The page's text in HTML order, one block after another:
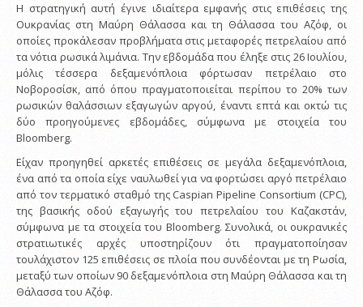
Η στρατηγική αυτή έγινε ιδιαίτερα εμφανής στις επιθέσεις της
Ουκρανίας στη Μαύρη Θάλασσα και τη Θάλασσα του Αζόφ, οι
οποίες προκάλεσαν προβλήματα στις μεταφορές πετρελαίου από
τα νότια ρωσικά λιμάνια. Την εβδομάδα που έληξε στις 26 Ιουλίου,
μόλις τέσσερα δεξαμενόπλοια φόρτωσαν πετρέλαιο στο
Νοβοροσίσκ, από όπου πραγματοποιείται περίπου το 20% των
ρωσικών θαλάσσιων εξαγωγών αργού, έναντι επτά και οκτώ τις
δύο προηγούμενες εβδομάδες, σύμφωνα με στοιχεία του
Bloomberg.
Είχαν προηγηθεί αρκετές επιθέσεις σε μεγάλα δεξαμενόπλοια,
ένα από τα οποία είχε ναυλωθεί για να φορτώσει αργό πετρέλαιο
από τον τερματικό σταθμό της Caspian Pipeline Consortium (CPC),
της βασικής οδού εξαγωγής του πετρελαίου του Καζακστάν,
σύμφωνα με τα στοιχεία του Bloomberg. Συνολικά, οι ουκρανικές
στρατιωτικές αρχές υποστηρίζουν ότι πραγματοποίησαν
τουλάχιστον 125 επιθέσεις σε πλοία που συνδέονται με τη Ρωσία,
μεταξύ των οποίων 90 δεξαμενόπλοια στη Μαύρη Θάλασσα και τη
Θάλασσα του Αζόφ.